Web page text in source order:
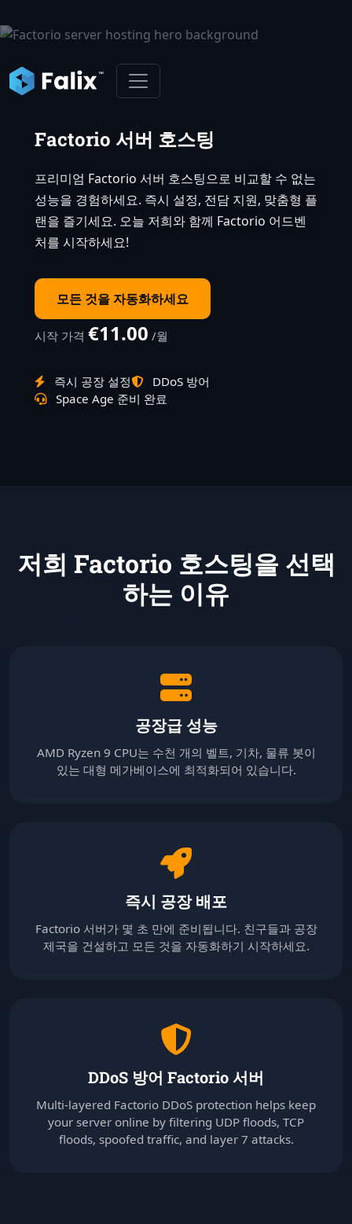
Factorio 서버 호스팅
프리미엄 Factorio 서버 호스팅으로 비교할 수 없는
성능을 경험하세요. 즉시 설정, 전담 지원, 맞춤형 플
랜을 즐기세요. 오늘 저희와 함께 Factorio 어드벤
처를 시작하세요!
모든 것을 자동화하세요
시작 가격 €11.00 /월
즉시 공장 설정
DDoS 방어
Space Age 준비 완료
저희 Factorio 호스팅을 선택
하는 이유
공장급 성능
AMD Ryzen 9 CPU는 수천 개의 벨트, 기차, 물류 봇이
있는 대형 메가베이스에 최적화되어 있습니다.
즉시 공장 배포
Factorio 서버가 몇 초 만에 준비됩니다. 친구들과 공장
제국을 건설하고 모든 것을 자동화하기 시작하세요.
DDoS 방어 Factorio 서버
Multi-layered Factorio DDoS protection helps keep
your server online by filtering UDP floods, TCP
floods, spoofed traffic, and layer 7 attacks.